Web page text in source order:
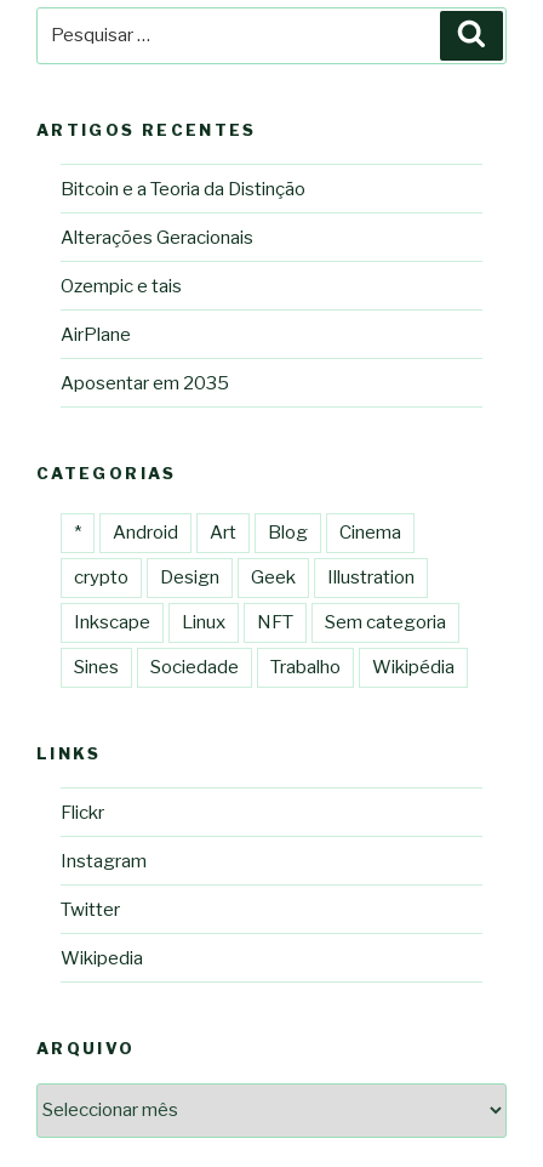
ARTIGOS RECENTES
Bitcoin e a Teoria da Distinção
Alterações Geracionais
Ozempic e tais
AirPlane
Aposentar em 2035
CATEGORIAS
* Android Art Blog Cinema
crypto Design Geek Illustration
Inkscape Linux NFT Sem categoria
Sines Sociedade Trabalho Wikipédia
LINKS
Flickr
Instagram
Twitter
Wikipedia
ARQUIVO